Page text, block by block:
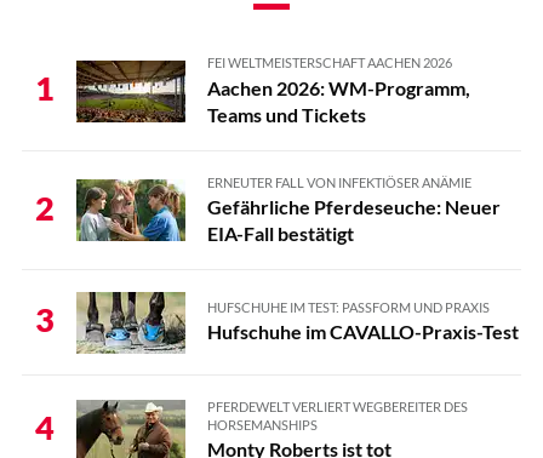
1
FEI WELTMEISTERSCHAFT AACHEN 2026
Aachen 2026: WM-Programm,
Teams und Tickets
2
ERNEUTER FALL VON INFEKTIÖSER ANÄMIE
Gefährliche Pferdeseuche: Neuer
EIA-Fall bestätigt
3 HUFSCHUHE IM TEST: PASSFORM UND PRAXIS
Hufschuhe im CAVALLO-Praxis-Test
4
PFERDEWELT VERLIERT WEGBEREITER DES
HORSEMANSHIPS
Monty Roberts ist tot